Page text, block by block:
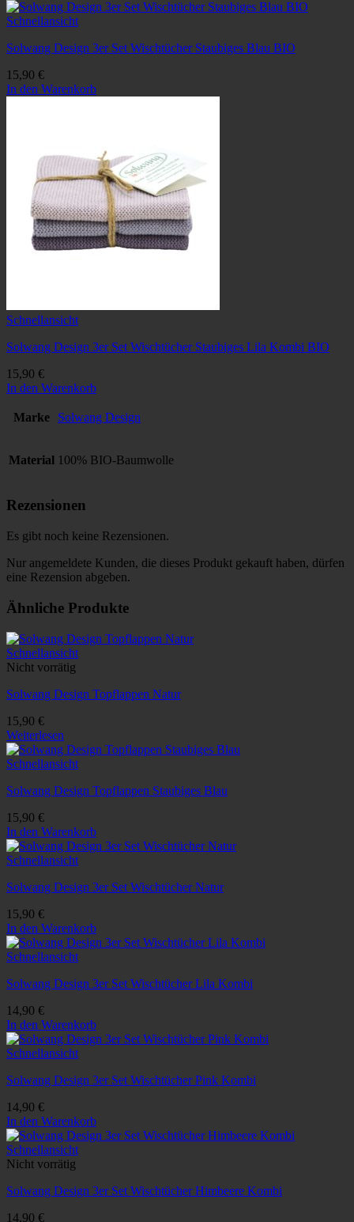
Schnellansicht
Solwang Design 3er Set Wischtücher Staubiges Blau BIO
15,90 €
In den Warenkorb
Schnellansicht
Solwang Design 3er Set Wischtücher Staubiges Lila Kombi BIO
15,90 €
In den Warenkorb
Marke Solwang Design
Material 100% BIO-Baumwolle
Rezensionen
Es gibt noch keine Rezensionen.
Nur angemeldete Kunden, die dieses Produkt gekauft haben, dürfen
eine Rezension abgeben.
Ähnliche Produkte
Schnellansicht
Nicht vorrätig
Solwang Design Topflappen Natur
15,90 €
Weiterlesen
Schnellansicht
Solwang Design Topflappen Staubiges Blau
15,90 €
In den Warenkorb
Schnellansicht
Solwang Design 3er Set Wischtücher Natur
15,90 €
In den Warenkorb
Schnellansicht
Solwang Design 3er Set Wischtücher Lila Kombi
14,90 €
In den Warenkorb
Schnellansicht
Solwang Design 3er Set Wischtücher Pink Kombi
14,90 €
In den Warenkorb
Schnellansicht
Nicht vorrätig
Solwang Design 3er Set Wischtücher Himbeere Kombi
14,90 €